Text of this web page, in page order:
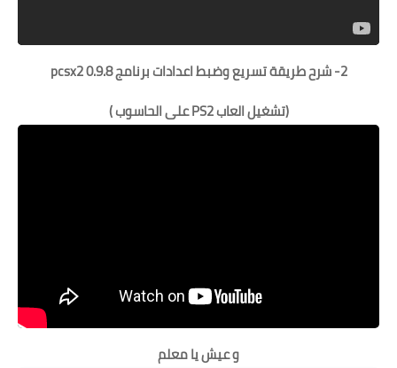
2- شرح طريقة تسريع وضبط اعدادات برنامج pcsx2 0.9.8
(تشغيل العاب PS2 على الحاسوب )
و عيش يا معلم